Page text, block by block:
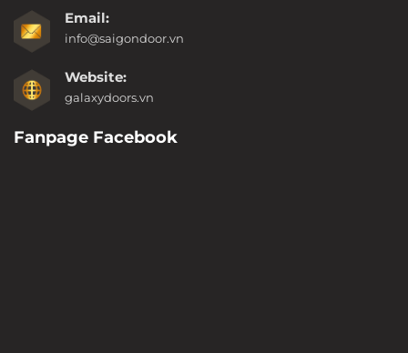
Email:
info@saigondoor.vn
Website:
galaxydoors.vn
Fanpage Facebook